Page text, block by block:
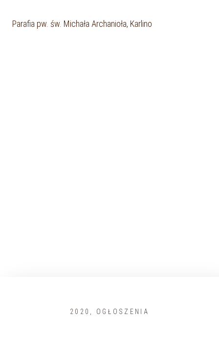
Parafia pw. św. Michała Archanioła, Karlino
2020 OGŁOSZENIA